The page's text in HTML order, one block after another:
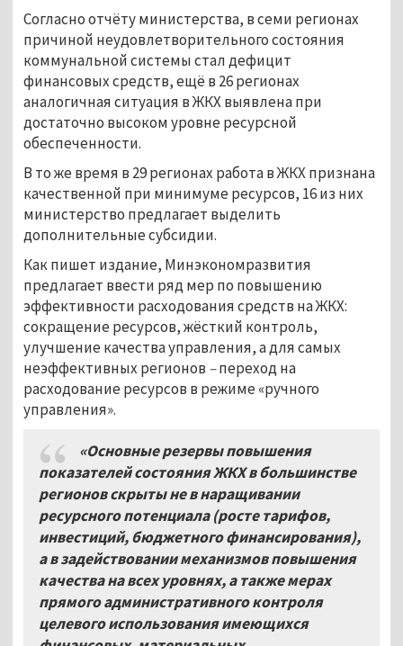
Согласно отчёту министерства, в семи регионах
причиной неудовлетворительного состояния
коммунальной системы стал дефицит
финансовых средств, ещё в 26 регионах
аналогичная ситуация в ЖКХ выявлена при
достаточно высоком уровне ресурсной
обеспеченности.
В то же время в 29 регионах работа в ЖКХ признана
качественной при минимуме ресурсов, 16 из них
министерство предлагает выделить
дополнительные субсидии.
Как пишет издание, Минэкономразвития
предлагает ввести ряд мер по повышению
эффективности расходования средств на ЖКХ:
сокращение ресурсов, жёсткий контроль,
улучшение качества управления, а для самых
неэффективных регионов –переход на
расходование ресурсов в режиме «ручного
управления».
«Основные резервы повышения
показателей состояния ЖКХ в большинстве
регионов скрыты не в наращивании
ресурсного потенциала (росте тарифов,
инвестиций, бюджетного финансирования),
а в задействовании механизмов повышения
качества на всех уровнях, а также мерах
прямого административного контроля
целевого использования имеющихся